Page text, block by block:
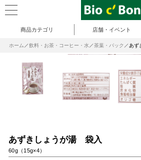
商品カテゴリ 店舗・イベント
ホーム 飲料・お茶・コーヒー・水 茶葉・パック あず
あずきしょうが湯 袋入
60g（15g×4）